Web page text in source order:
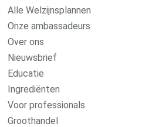
Alle Welzijnsplannen
Onze ambassadeurs
Over ons
Nieuwsbrief
Educatie
Ingrediënten
Voor professionals
Groothandel